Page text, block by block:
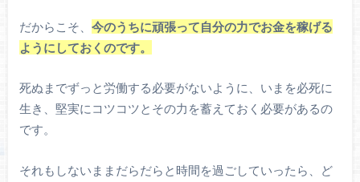
だからこそ、 今のうちに頑張って自分の力でお金を稼げる
ようにしておくのです。
死ぬまでずっと労働する必要がないように、いまを必死に
生き、堅実にコツコツとその力を蓄えておく必要があるの
です。
それもしないままだらだらと時間を過ごしていったら、ど